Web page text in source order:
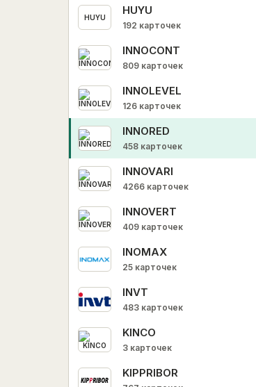
HUYU
HUYU
192 карточек
INNOCONT
809 карточек
INNOLEVEL
126 карточек
INNORED
458 карточек
INNOVARI
4266 карточек
INNOVERT
409 карточек
INOMAX
25 карточек
INVT
483 карточек
KINCO
3 карточек
KIPPRIBOR